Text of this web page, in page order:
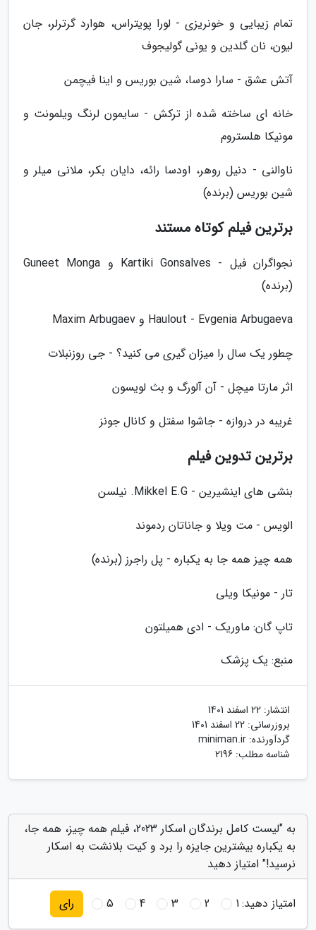
تمام زیبایی و خونریزی - لورا پویتراس، هوارد گرترلر، جان
لیون، نان گلدین و یونی گولیجوف
آتش عشق - سارا دوسا، شین بوریس و اینا فیچمن
خانه ای ساخته شده از ترکش - سایمون لرنگ ویلمونت و
مونیکا هلستروم
ناوالنی - دنیل روهر، اودسا رائه، دایان بکر، ملانی میلر و
شین بوریس (برنده)
برترین فیلم کوتاه مستند
نجواگران فیل - Kartiki Gonsalves و Guneet Monga
(برنده)
Haulout - Evgenia Arbugaeva و Maxim Arbugaev
چطور یک سال را میزان گیری می کنید؟ - جی روزنبلات
اثر مارتا میچل - آن آلورگ و بث لویسون
غریبه در دروازه - جاشوا سفتل و کانال جونز
برترین تدوین فیلم
بنشی های اینشیرین - Mikkel E.G. نیلسن
الویس - مت ویلا و جاناتان ردموند
همه چیز همه جا به یکباره - پل راجرز (برنده)
تار - مونیکا ویلی
تاپ گان: ماوریک - ادی همیلتون
منبع: یک پزشک
انتشار: 22 اسفند 1401
بروزرسانی: 22 اسفند 1401
گردآورنده: miniman.ir
شناسه مطلب: 2196
به "لیست کامل برندگان اسکار 2023، فیلم همه چیز، همه جا،
به یکباره بیشترین جایزه را برد و کیت بلانشت به اسکار
نرسید!" امتیاز دهید
امتیاز دهید:1
2
3
4
5 رای